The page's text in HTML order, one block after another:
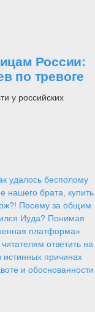
России:
по тревоге
у российских
удалось бесполому
нашего брата, купить
Посему за общим
Иуда? Понимая
платформа»
ответить на
причинах
и обоснованности